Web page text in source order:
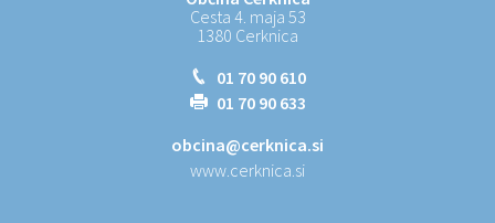
Cesta 4. maja 53
1380 Cerknica
01 70 90 610
01 70 90 633
obcina@cerknica.si
www.cerknica.si